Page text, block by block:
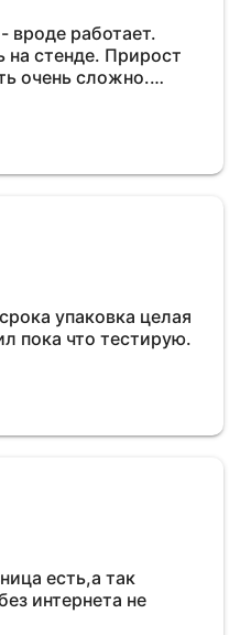
вроде работает.
стенде. Прирост
очень сложно.
и посмотрю, что
упаковка целая
пока что тестирую.
есть,а так
интернета не